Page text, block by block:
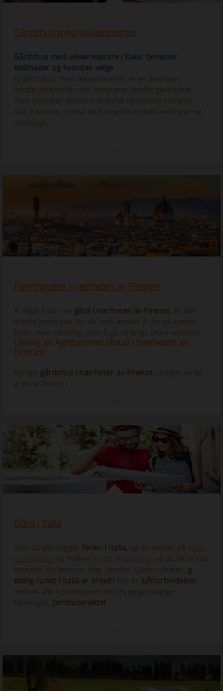
Gårdshus med velværesenter
Gårdshus med velværesentre i Italia: tjenester,
kostnader og hvordan velge
Et gårdshus med velværesenter er en lisensiert
landbruksbedrift som integrerer landlig gjestfrihet
med tjenester dedikert til fysisk og mental velvære:
spa, badstue, tyrkisk bad, skjønnhetsbehandlinger og
massasje....
Farmhouses i nærheten av Firenze
Å velge å bo i en gård i nærheten av Firenze, er den
ideelle løsningen for de som ønsker å unngå kaoset i
byen, men samtidig uten å gå så langt unna sentrum.
Utvalg av Agriturismo tilbud i nærheten av
Firenze
Mange gårdshus i nærheten av Firenze , omgitt av de
grønne åsene i
Gård i Italia
Hvis du planlegger ferien i Italia, og du tenker på hvor
du skal dra og hvilken bydu vil besøke , vil du først vite
hvordan du beveger deg i landet. Gode nyheter: g
etting rundt i Italia er enkelt! Det er luftforbindelser
mellom alle hovedbyene med hyppige daglige
flyvninger. Jernbanenettet